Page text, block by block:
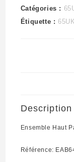
Parleurs
Télé
EAB64028307
Catégories :
Étiquette :
Description
Ensemble Haut
Référence: